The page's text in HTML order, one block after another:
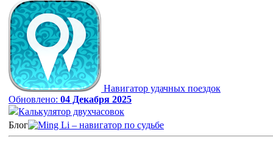
Навигатор удачных поездок
Обновлено: 04 Декабря 2025
Калькулятор двухчасовок
Блог